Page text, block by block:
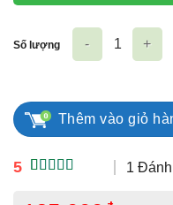
5 1
Số lượng
Thêm vào giỏ